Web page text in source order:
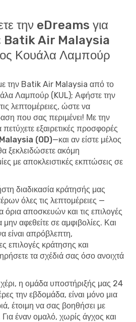
την eDreams για
Batik Air Malaysia
Κουάλα Λαμπούρ
με την Batik Air Malaysia από το
Λαμπούρ (KUL); Αφήστε την
λεπτομέρειες, ώστε να
που σας περιμένει! Με την
πετύχετε εξαιρετικές προσφορές
(OD)—και αν είστε μέλος
ξεκλειδώσετε ακόμη
με αποκλειστικές εκπτώσεις σε
διαδικασία κράτησής μας
όλες τις λεπτομέρειες —
αποσκευών και τις επιλογές
αφεθείτε σε αμφιβολίες. Και
είναι απρόβλεπτη,
επιλογές κράτησης και
τα σχέδιά σας όσο ανοιχτά
χέρι, η ομάδα υποστήριξής μας 24
την εβδομάδα, είναι μόνο μια
έτοιμη να σας βοηθήσει με
Για έναν ομαλό, χωρίς άγχος και